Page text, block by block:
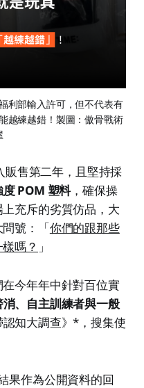
利部輸入許可，但不代表有
越練越錯！製圖：傲骨戰術
販售第二年，且堅持採
POM 塑料，確保操
充斥的劣質仿品，大
號：「你們的跟那些
嗎？ 」
今年年中針對百位實
、自主訓練者與一般
知大調查》*，搜集使
果作為公開資料的回